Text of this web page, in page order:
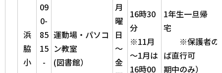
浜
脇
小
09
0-
85
15
-
運動場・パソコ
ン教室
(図書館）
月
曜
日
～
金
16時30
分
※11月
～1月は
16時00
1年生一旦帰
※保護者の
ば直行
期中のみ）